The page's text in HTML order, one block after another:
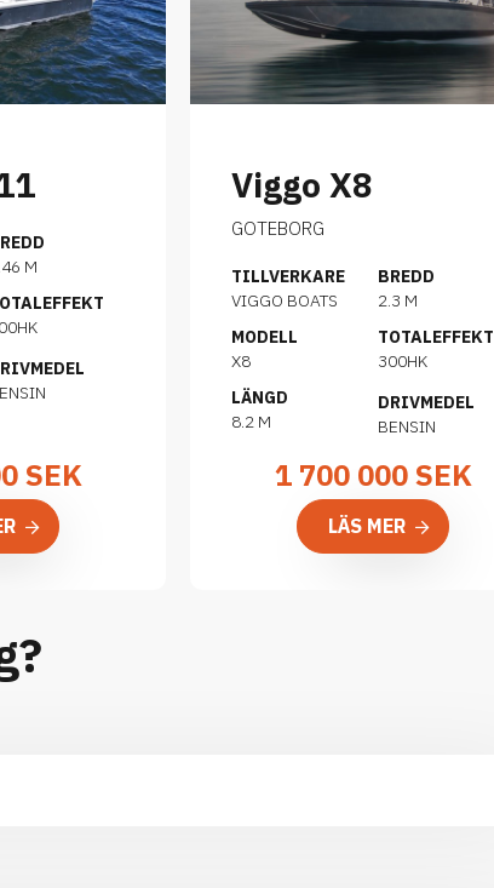
M
SEK
Viggo X8
GOTEBORG
TILLVERKARE
VIGGO BOATS
MODELL
X8
LÄNGD
8.2 M
BREDD
2.3 M
TOTALEFFEKT
300HK
DRIVMEDEL
BENSIN
1 700 000SEK
LÄS MER